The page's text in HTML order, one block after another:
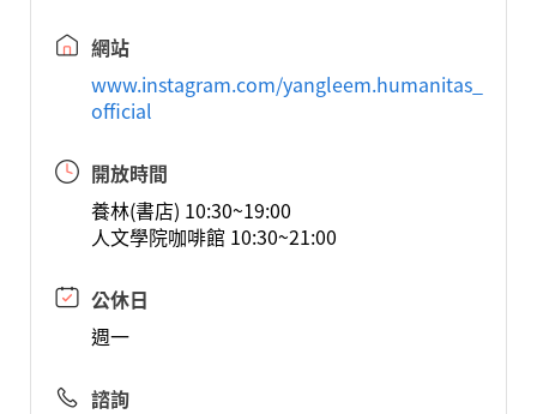
網站
www.instagram.com/yangleem.humanitas_
official
開放時間
養林(書店) 10:30~19:00
人文學院咖啡館 10:30~21:00
公休日
週一
諮詢